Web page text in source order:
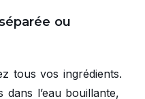
ou
tous vos ingrédients.
l’eau bouillante,